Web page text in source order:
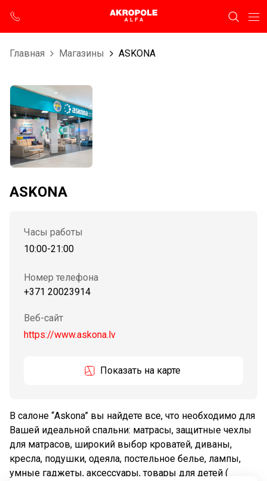
Главная Магазины ASKONA
ASKONA
Часы работы
10:00-21:00
Номер телефона
+371 20023914
Веб-сайт
https://www.askona.lv
Показать на карте
В салоне “Askona” вы найдете все, что необходимо для
Вашей идеальной спальни: матрасы, защитные чехлы
для матрасов, широкий выбор кроватей, диваны,
кресла, подушки, одеяла, постельное белье, лампы,
умные гаджеты, аксессуары, товары для детей (